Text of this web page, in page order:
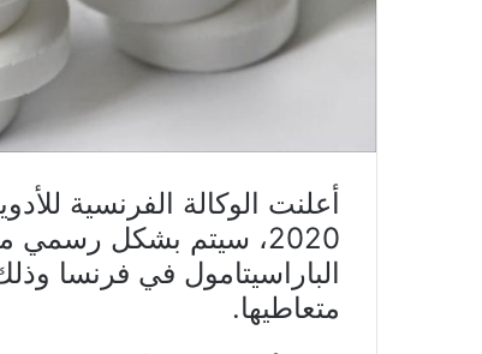
2020، سيتم بشكل
الباراسيتامول في فرنسا
متعاطيها.